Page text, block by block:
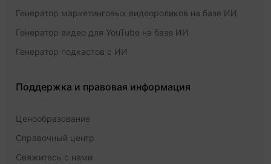
Генератор маркетинговых видеороликов на базе ИИ
Генератор видео для YouTube на базе ИИ
Генератор подкастов с ИИ
Поддержка и правовая информация
Ценообразование
Справочный центр
Свяжитесь с нами